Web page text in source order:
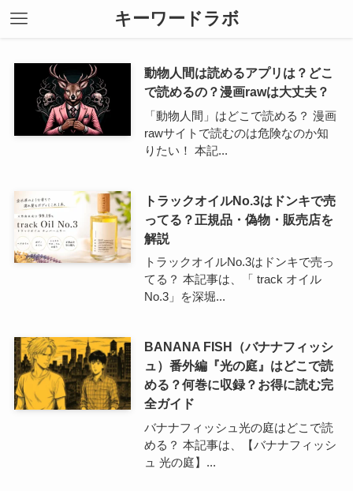
キーワードラボ
動物人間は読めるアプリは？どこ
で読めるの？漫画rawは大丈夫？
「動物人間」はどこで読める？ 漫画
rawサイトで読むのは危険なのか知
りたい！ 本記...
トラックオイルNo.3はドンキで売
ってる？正規品・偽物・販売店を
解説
トラックオイルNo.3はドンキで売っ
てる？ 本記事は、「 track オイル
No.3」を深堀...
BANANA FISH（バナナフィッシ
ュ）番外編『光の庭』はどこで読
める？何巻に収録？お得に読む完
全ガイド
バナナフィッシュ光の庭はどこで読
める？ 本記事は、【バナナフィッシ
ュ 光の庭】...